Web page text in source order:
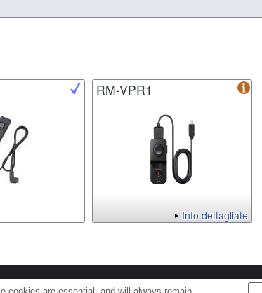
RM-VPR1
Info dettagliate